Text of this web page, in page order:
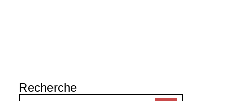
Recherche